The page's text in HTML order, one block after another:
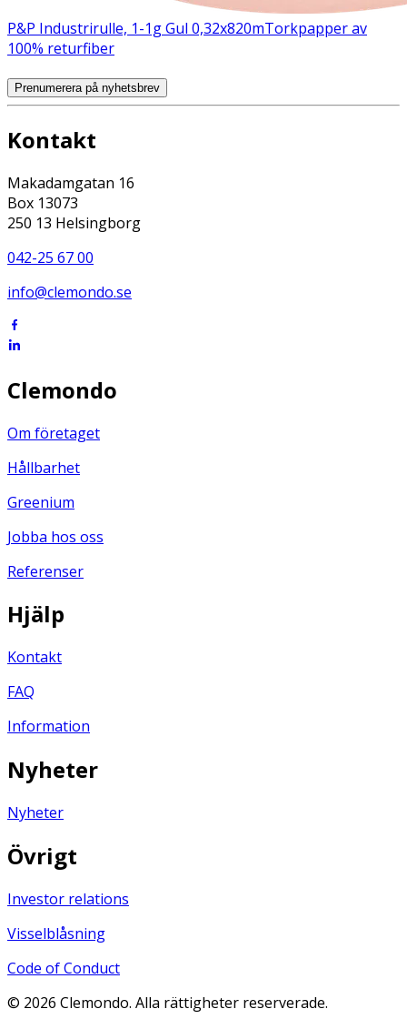
P&P Industrirulle, 1-1g Gul 0,32x820mTorkpapper av
100% returfiber
Prenumerera på nyhetsbrev
Kontakt
Makadamgatan 16
Box 13073
250 13 Helsingborg
042-25 67 00
info@clemondo.se
Clemondo
Om företaget
Hållbarhet
Greenium
Jobba hos oss
Referenser
Hjälp
Kontakt
FAQ
Information
Nyheter
Nyheter
Övrigt
Investor relations
Visselblåsning
Code of Conduct
© 2026 Clemondo. Alla rättigheter reserverade.